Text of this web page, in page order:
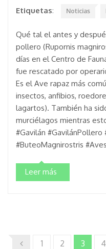
Etiquetas: Noticias
Qué tal el antes y
pollero (Rupornis
días en el Centro de
fue rescatado por
Es el Ave rapaz más
insectos, anfibios,
lagartos). También ha
murciélagos mientras
#Gavilán #GavilánPollero
#ButeoMagnirostris
Leer más
1 2 3 4